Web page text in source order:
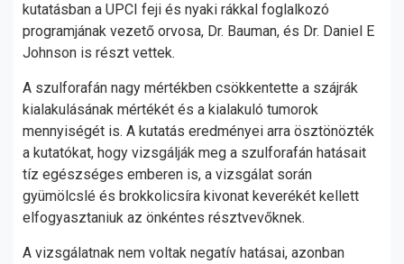
kutatásban a UPCI feji és nyaki rákkal foglalkozó
programjának vezető orvosa, Dr. Bauman, és Dr. Daniel E
Johnson is részt vettek.
A szulforafán nagy mértékben csökkentette a szájrák
kialakulásának mértékét és a kialakuló tumorok
mennyiségét is. A kutatás eredményei arra ösztönözték
a kutatókat, hogy vizsgálják meg a szulforafán hatásait
tíz egészséges emberen is, a vizsgálat során
gyümölcslé és brokkolicsíra kivonat keverékét kellett
elfogyasztaniuk az önkéntes résztvevőknek.
A vizsgálatnak nem voltak negatív hatásai, azonban